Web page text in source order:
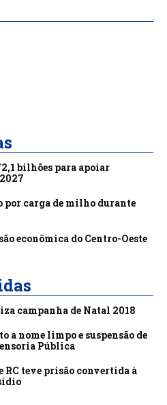
bilhões para apoiar
carga de milho durante
econômica do Centro-Oeste
campanha de Natal 2018
a nome limpo e suspensão de
Pública
RC teve prisão convertida à